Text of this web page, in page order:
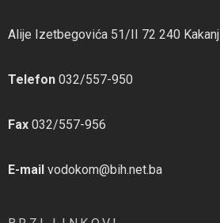
Alije Izetbegovića 51/II 72 240 Kakanj
Telefon 032/557-950
Fax 032/557-956
E-mail vodokom@bih.net.ba